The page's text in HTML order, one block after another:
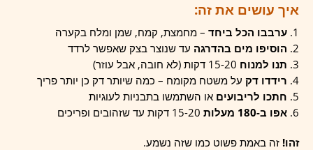
איך עושים את זה:
ערבבו הכל ביחד – מחמצת, קמח, שמן ומלח בקערה
הוסיפו מים בהדרגה עד שנוצר בצק שאפשר לרדד
תנו למנוח
רידדו דק על משטח מקומח – כמה שיותר דק כן יותר פריך
חתכו לריבועים או השתמשו בתבניות לעוגיות
אפו ב-180 מעלות
זהו! זה באמת פשוט כמו שזה נשמע.